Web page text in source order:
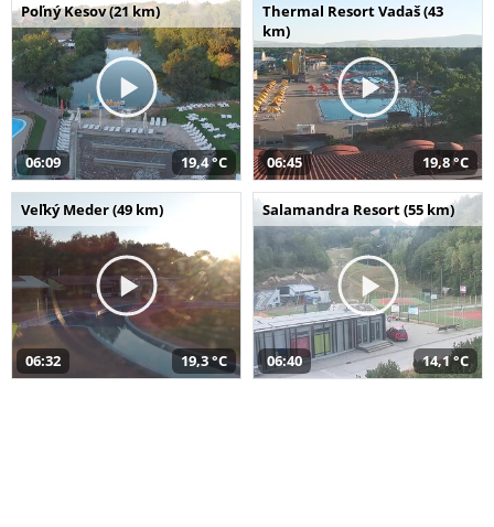
Poľný Kesov (21 km)
06:09 19,4 °C
Thermal Resort Vadaš (43
km)
06:45 19,8 °C
Veľký Meder (49 km)
06:32 19,3 °C
Salamandra Resort (55 km)
06:40 14,1 °C